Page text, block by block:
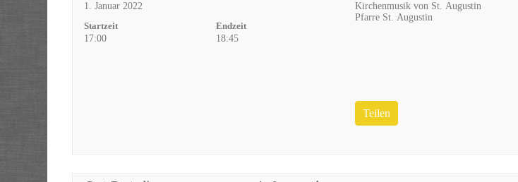
1. Januar 2022
Startzeit
17:00
Endzeit
18:45
Kirchenmusik von St. Augustin
Pfarre St. Augustin
Teilen